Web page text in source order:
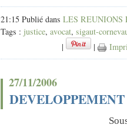
21:15 Publié dans LES REUNIONS
Tags : justice, avocat, sigaut-
|
|
27/11/2006